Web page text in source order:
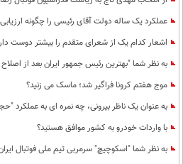
عملکرد یک ساله دولت آقای رئیسی را چگونه
اشعار کدام یک از شعرای متقدم را بیشتر دوست
به نظر شما "بهترین رئیس جمهور ایران بعد از
موج هفتم کرونا فراگیر شد؛ ماسک می زنید؟
به عنوان یک ناظر بیرونی، چه نمره ای به عملکرد
با واردات خودرو به کشور موافق هستید؟
به نظر شما "اسکوچیچ" سرمربی تیم ملی فوتبال